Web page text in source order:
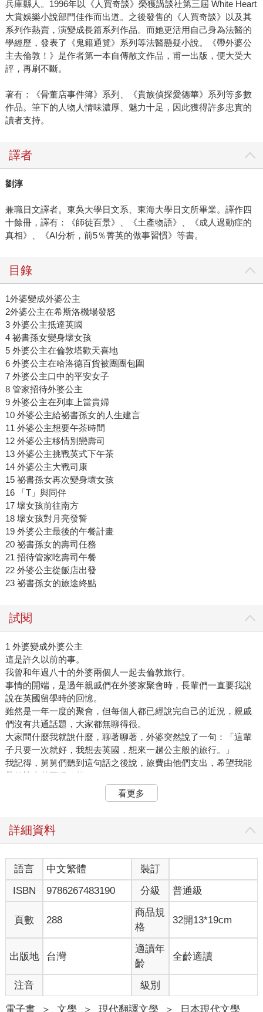
兵庫縣人。1996年以《人買奇談》榮獲講談社第三屆 White Heart
大賞娛樂小說部門佳作而出道。之後發售的《人買奇談》以及其
系列作熱賣，演變成長篇系列作品。而她更活用自己身為法醫的
學經歷，發表了《鬼籍通覽》系列等法醫懸疑小說。《帶外婆公
主去倫敦！》是作者第一本自傳散文作品，甫一出版，便大受大
評，再刷不斷。
著有：《骨董店事件簿》系列、《貴族偵探愛德華》系列等多數
作品。筆下的人物人情味濃厚、魅力十足，因此獲得許多忠實的
讀者支持。
譯者
劉淳
兼職日文譯者。東吳大學日文系、東海大學日文所畢業。譯作四
十餘冊，譯有：《師徒百景》、《土產物語》、《成人過動症的
真相》、《AI分析，前5％菁英的做事習慣》等書。
目錄
1外婆變成外婆公主
2外婆公主在希斯洛機場發怒
3 外婆公主抵達英國
4 祕書孫女變身壞女孩
5 外婆公主在倫敦塔歡天喜地
6 外婆公主在哈洛德百貨被團團包圍
7 外婆公主口中的平安女子
8 管家招待外婆公主
9 外婆公主在列車上當貴婦
10 外婆公主給祕書孫女的人生建言
11 外婆公主想要午茶時間
12 外婆公主移情別戀壽司
13 外婆公主挑戰英式下午茶
14 外婆公主大戰司康
15 祕書孫女再次變身壞女孩
16 「T」與同伴
17 壞女孩前往南方
18 壞女孩對月亮發誓
19 外婆公主最後的午餐計畫
20 祕書孫女的壽司任務
21 招待管家吃壽司午餐
22 外婆公主從飯店出發
23 祕書孫女的旅途終點
試閱
1 外婆變成外婆公主
這是許久以前的事。
我曾和年過八十的外婆兩個人一起去倫敦旅行。
事情的開端，是過年親戚們在外婆家聚會時，長輩們一直要我說
說在英國留學時的回憶。
雖然是一年一度的聚會，但每個人都已經說完自己的近況，親戚
們沒有共通話題，大家都無聊得很。
大家問什麼我就說什麼，聊著聊著，外婆突然說了一句：「這輩
子只要一次就好，我想去英國，想來一趟公主般的旅行。」
我記得，舅舅們聽到這句話之後說，旅費由他們支出，希望我能
帶外婆去英國玩一趟。
高齡長者總有些不好相處的地方，外婆也是個典型的「自尊心
強，又麻煩的老年人」，而且當時她已經罹患失智症，母親和阿
她們反對的理由是，萬一外婆在國外身體不適就麻煩了。但現在
但當時的我年輕氣盛，天不怕地不怕，又有點貪小便宜的心態，
想到可以用別人的錢去英國玩，一口就答應了。
外婆高興得不得了，大聲宣布：「我要去英國玩了！」
從那天開始，外婆的「倫敦公主旅遊計畫」正式啟動。
即使不說出口，親戚們也都知道：外婆年事已高，而且還有好幾
種慢性病，這很可能是她人生最後一趟的國外旅行。
既然如此，她的孩子們當然會盡可能讓這趟旅行奢侈一些。
「公主般的旅行」，不是很棒嗎？讓我來實現它。
我們把外婆所有的願望放進行程表，花了許多時間規劃出七天五
夜的旅遊計畫，內容十分驚人。
搭乘日本本地航空公司的頭等艙。
看更多
詳細資料
語言 中文繁體
裝訂
ISBN
9786267483190 分級 普通級
頁數 288
商品規
格
32開13*19cm
出版地 台灣
適讀年
齡
全齡適讀
注音 級別
電子書 ＞ 文學 ＞ 現代翻譯文學 ＞ 日本現代文學